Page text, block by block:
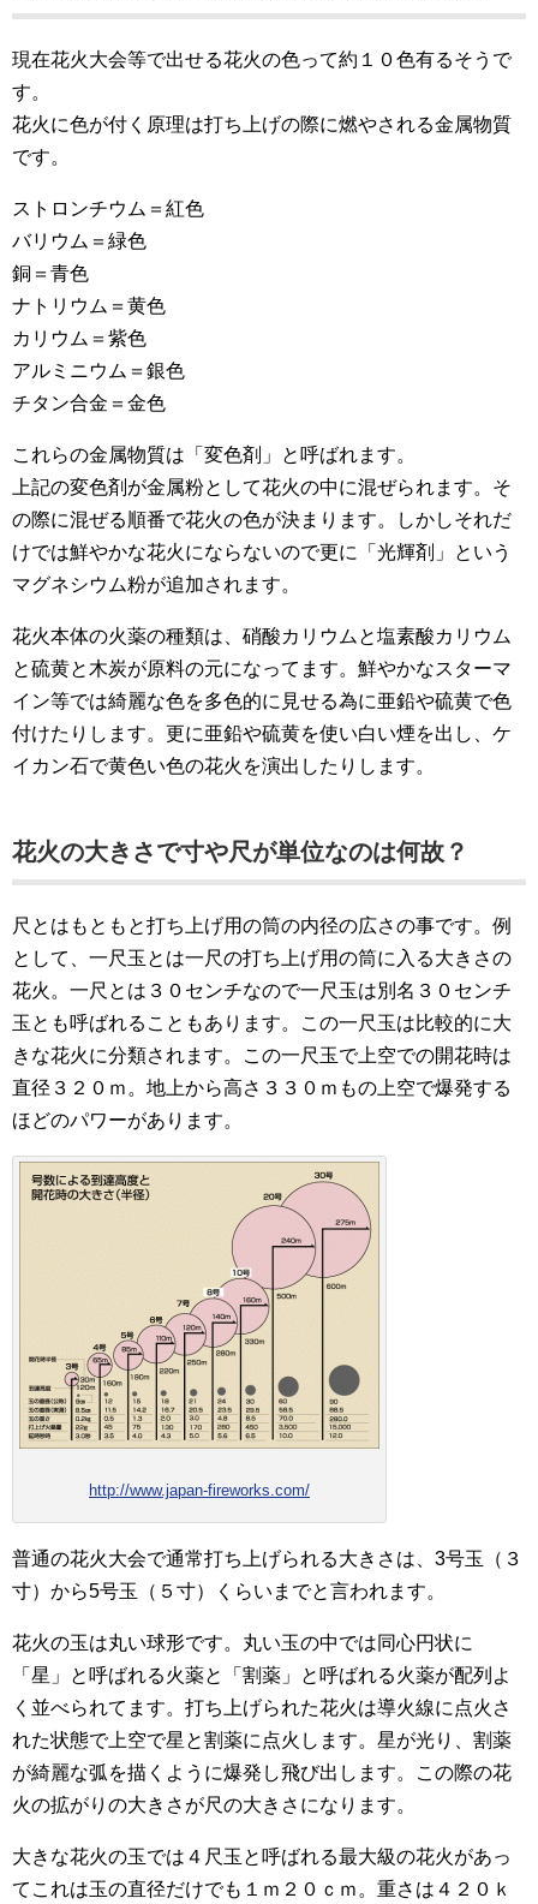
現在花火大会等で出せる花火の色って約１０色有るそうで
す。
花火に色が付く原理は打ち上げの際に燃やされる金属物質
です。
ストロンチウム＝紅色
バリウム＝緑色
銅＝青色
ナトリウム＝黄色
カリウム＝紫色
アルミニウム＝銀色
チタン合金＝金色
これらの金属物質は「変色剤」と呼ばれます。
上記の変色剤が金属粉として花火の中に混ぜられます。そ
の際に混ぜる順番で花火の色が決まります。しかしそれだ
けでは鮮やかな花火にならないので更に「光輝剤」という
マグネシウム粉が追加されます。
花火本体の火薬の種類は、硝酸カリウムと塩素酸カリウム
と硫黄と木炭が原料の元になってます。鮮やかなスターマ
イン等では綺麗な色を多色的に見せる為に亜鉛や硫黄で色
付けたりします。更に亜鉛や硫黄を使い白い煙を出し、ケ
イカン石で黄色い色の花火を演出したりします。
花火の大きさで寸や尺が単位なのは何故？
尺とはもともと打ち上げ用の筒の内径の広さの事です。例
として、一尺玉とは一尺の打ち上げ用の筒に入る大きさの
花火。一尺とは３０センチなので一尺玉は別名３０センチ
玉とも呼ばれることもあります。この一尺玉は比較的に大
きな花火に分類されます。この一尺玉で上空での開花時は
直径３２０ｍ。地上から高さ３３０ｍもの上空で爆発する
ほどのパワーがあります。
http://www.japan-fireworks.com/
普通の花火大会で通常打ち上げられる大きさは、3号玉（３
寸）から5号玉（５寸）くらいまでと言われます。
花火の玉は丸い球形です。丸い玉の中では同心円状に
「星」と呼ばれる火薬と「割薬」と呼ばれる火薬が配列よ
く並べられてます。打ち上げられた花火は導火線に点火さ
れた状態で上空で星と割薬に点火します。星が光り、割薬
が綺麗な弧を描くように爆発し飛び出します。この際の花
火の拡がりの大きさが尺の大きさになります。
大きな花火の玉では４尺玉と呼ばれる最大級の花火があっ
てこれは玉の直径だけでも１ｍ２０ｃｍ。重さは４２０ｋ